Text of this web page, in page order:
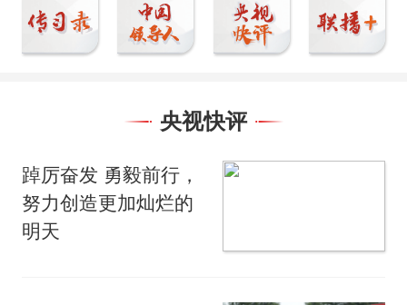
央视快评
踔厉奋发 勇毅前行，
努力创造更加灿烂的
明天